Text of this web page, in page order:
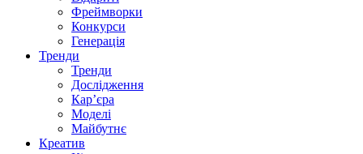
Фреймворки
Конкурси
Генерація
Тренди
Тренди
Дослідження
Кар’єра
Моделі
Майбутнє
Креатив